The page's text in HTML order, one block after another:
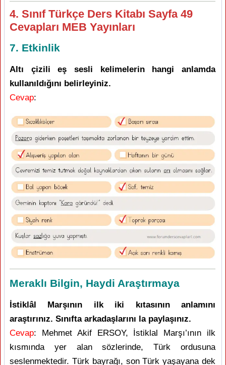
4. Sınıf Türkçe Ders Kitabı Sayfa 49
Cevapları MEB Yayınları
7. Etkinlik
Altı çizili eş sesli kelimelerin hangi anlamda
kullanıldığını belirleyiniz.
Cevap:
Meraklı Bilgin, Haydi Araştırmaya
İstiklâl Marşının ilk iki kıtasının anlamını
araştırınız. Sınıfta arkadaşlarını la paylaşınız.
Cevap: Mehmet Akif ERSOY, İstiklal Marşı’ının ilk
kısmında yer alan sözlerinde, Türk ordusuna
seslenmektedir. Türk bayrağı, son Türk yaşayana dek